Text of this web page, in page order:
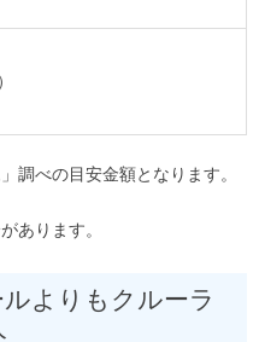
調べの目安金額となります。
あります。
よりもクルーラ